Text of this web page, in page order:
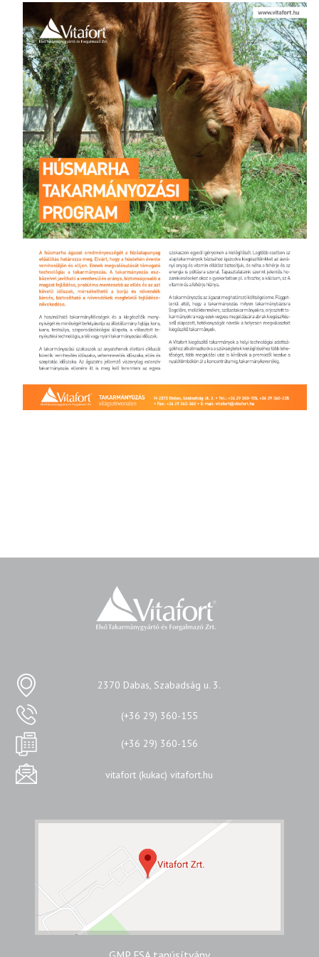
2370 Dabas, Szabadság u. 3.
(+36 29) 360-155
(+36 29) 360-156
vitafort (kukac) vitafort.hu